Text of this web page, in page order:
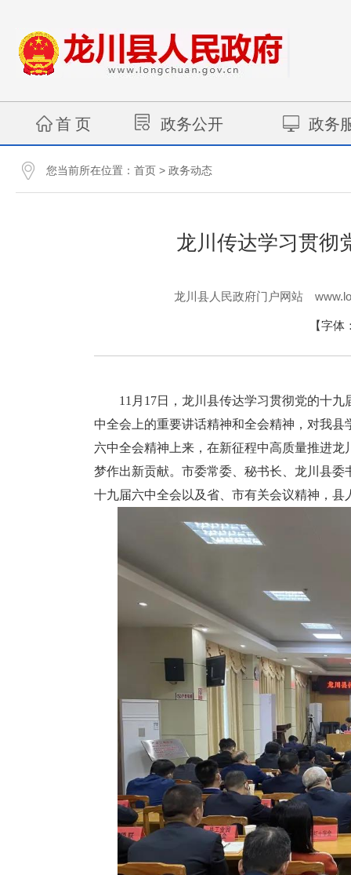
首 页 政务公开 政务
您当前所在位置： 首页 > 政务动态
龙川传达学习贯彻
龙川县人民政府门户网站
【字体
11月17日，龙川县传达学习贯彻党的十九
中全会上的重要讲话精神和全会精神，对我
六中全会精神上来，在新征程中高质量推进
梦作出新贡献。市委常委、秘书长、龙川县
十九届六中全会以及省、市有关会议精神，